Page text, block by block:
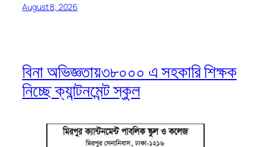
August 8, 2026
বিনা অভিজ্ঞতায়৩৮০০০ এ সহকারি শিক্ষক
নিচ্ছে ক্যান্টনমেন্ট স্কুল